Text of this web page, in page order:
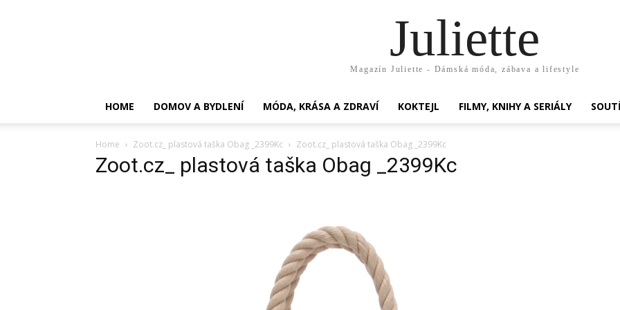
Juliette
Magazín Juliette - Dámská móda, zábava a lifestyle
HOME DOMOV A BYDLENÍ MÓDA, KRÁSA A ZDRAVÍ KOKTEJL FILMY, KNIHY A SERIÁLY
Home Zoot.cz_ plastová taška Obag _2399Kc Zoot.cz_ plastová taška Obag _2399Kc
Zoot.cz_ plastová taška Obag _2399Kc